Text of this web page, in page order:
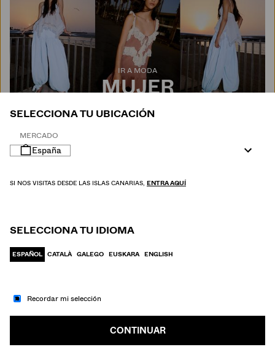
IR A MODA
MUJER
HOMBRE
SELECCIONA TU UBICACIÓN
MERCADO
España
SI NOS VISITAS DESDE LAS ISLAS CANARIAS, ENTRA AQUÍ
SELECCIONA TU IDIOMA
ESPAÑOL CATALÀ GALEGO EUSKARA ENGLISH
Recordar mi selección
CONTINUAR